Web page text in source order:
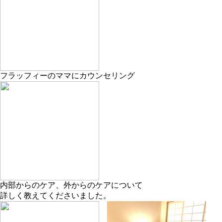
フラッフィーのママにカウンセリング
内部からのケア、外からのケアについて
詳しく教えてくださいました。